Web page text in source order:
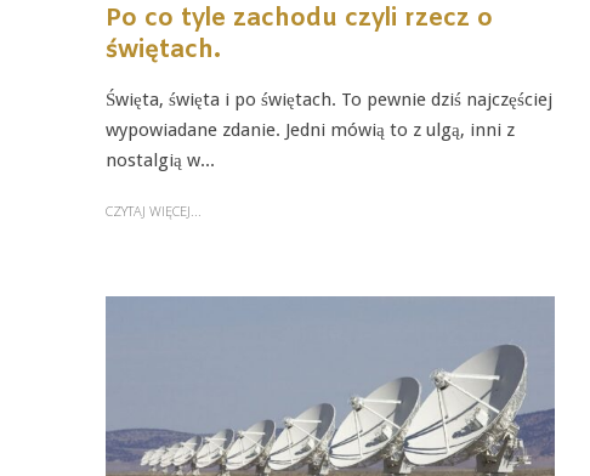
Po co tyle zachodu czyli rzecz o
świętach.
Święta, święta i po świętach. To pewnie dziś najczęściej
wypowiadane zdanie. Jedni mówią to z ulgą, inni z
nostalgią w...
CZYTAJ WIĘCEJ...